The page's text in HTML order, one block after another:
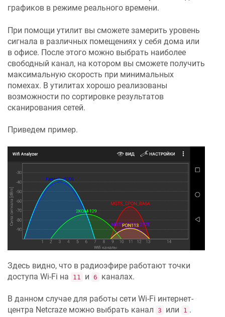
графиков в режиме реального времени.
При помощи утилит вы сможете замерить уровень
сигнала в различных помещениях у себя дома или
в офисе. После этого можно выбрать наиболее
свободный канал, на котором вы сможете получить
максимальную скорость при минимальных
помехах. В утилитах хорошо реализованы
возможности по сортировке результатов
сканирования сетей.
Приведем пример.
Здесь видно, что в радиоэфире работают точки
доступа Wi-Fi на
11 и 6 каналах.
В данном случае для работы сети Wi-Fi интернет-
центра Netcraze можно выбрать канал 3 или 1 .